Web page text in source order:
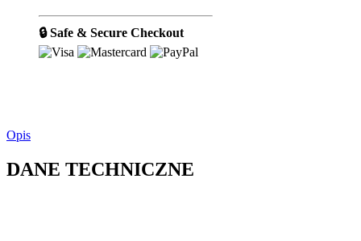
🔒 Safe & Secure Checkout
Opis
DANE TECHNICZNE